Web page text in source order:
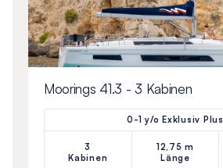
Moorings 41.3 - 3 Kabinen
0-1 y/o Exklusiv Plus
3
Kabinen
12,75 m
Länge